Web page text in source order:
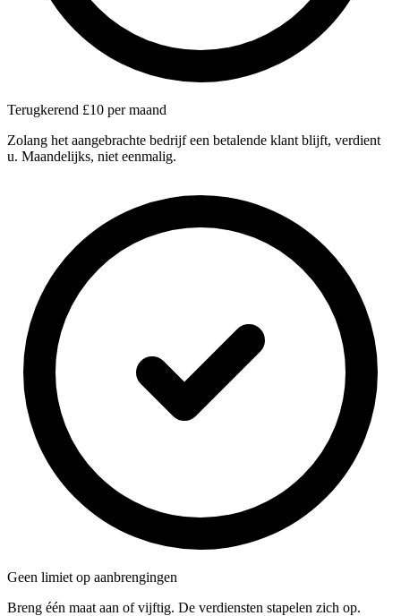
Terugkerend £10 per maand
Zolang het aangebrachte bedrijf een betalende klant blijft, verdient
u. Maandelijks, niet eenmalig.
Geen limiet op aanbrengingen
Breng één maat aan of vijftig. De verdiensten stapelen zich op.